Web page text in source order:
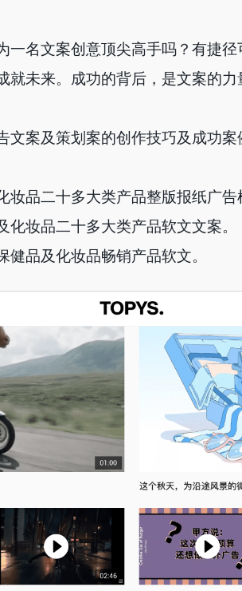
一名文案创意顶尖高手吗？有捷
就未来。成功的背后，是文案的力
文案及策划案的创作技巧及成功案
品二十多大类产品整版报纸广告
妆品二十多大类产品软文文案。
品及化妆品畅销产品软文。